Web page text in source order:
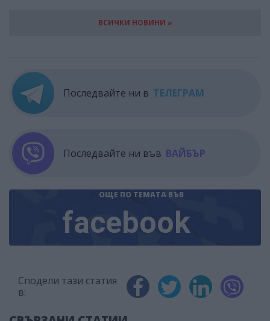
ВСИЧКИ НОВИНИ »
Последвайте ни в ТЕЛЕГРАМ
Последвайте ни във ВАЙБЪР
ОЩЕ ПО ТЕМАТА ВЪВ
facebook
Сподели тази статия
в: